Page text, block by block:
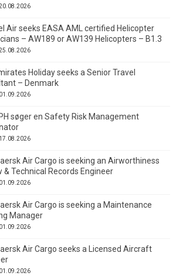
Air seeks EASA AML certified Helicopter
– AW189 or AW139 Helicopters – B1.3
Holiday seeks a Senior Travel
– Denmark
søger en Safety Risk Management
Air Cargo is seeking an Airworthiness
& Technical Records Engineer
Air Cargo is seeking a Maintenance
Manager
Air Cargo seeks a Licensed Aircraft